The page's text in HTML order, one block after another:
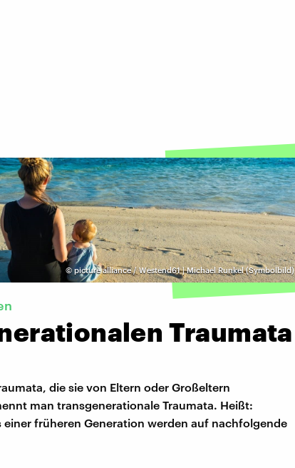
© picture alliance / Westend61 | Michael Runkel (Symbolbild)
Traumata
die sie von Eltern oder Großeltern
man transgenerationale Traumata. Heißt:
einer früheren Generation werden auf nachfolgende